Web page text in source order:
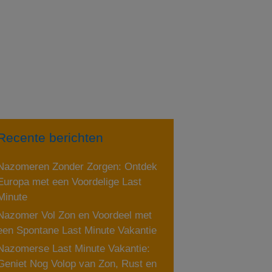
berichten
Zonder Zorgen: Ontdek
met een Voordelige Last
Vol Zon en Voordeel met
Spontane Last Minute Vakantie
Last Minute Vakantie:
Nog Volop van Zon, Rust en